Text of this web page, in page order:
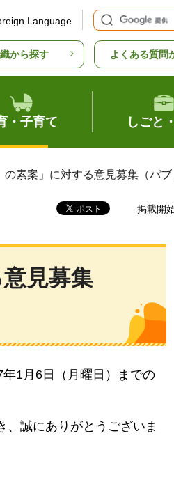
Language
から探す よくある質問
・子育て しごと
素案」に対する意見募集（パ
掲載開
見募集
1月6日（月曜日）までの
誠にありがとうございま